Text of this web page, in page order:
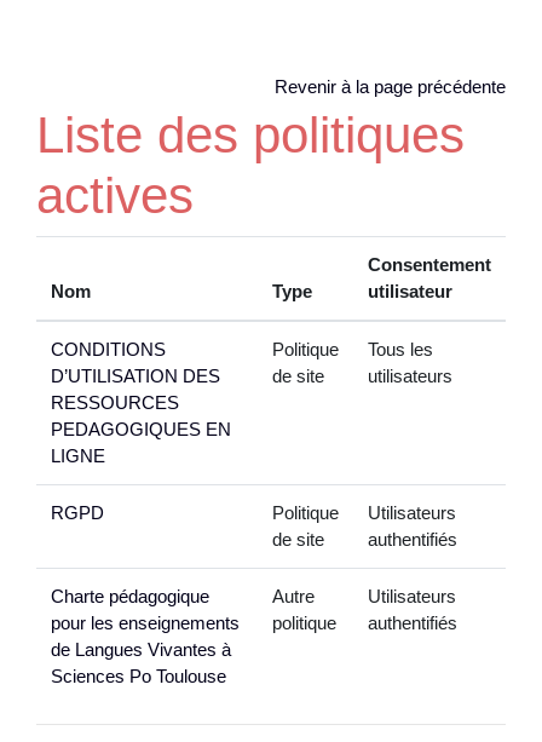
Revenir à la page précédente
Liste des politiques
actives
Nom Type
Consentement
utilisateur
CONDITIONS
D’UTILISATION DES
RESSOURCES
PEDAGOGIQUES EN
LIGNE
Politique
de site
Tous les
utilisateurs
RGPD
Politique
de site
Utilisateurs
authentifiés
Charte pédagogique
pour les enseignements
de Langues Vivantes à
Sciences Po Toulouse
Autre
politique
Utilisateurs
authentifiés